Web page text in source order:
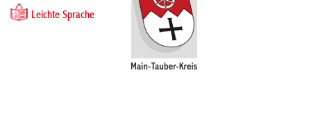
Leichte Sprache